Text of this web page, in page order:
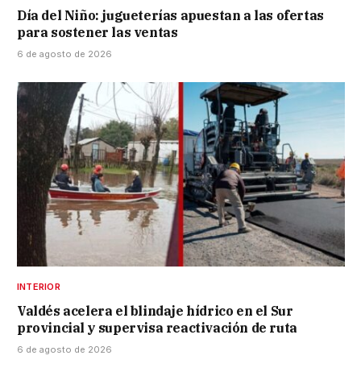
Día del Niño: jugueterías apuestan a las ofertas
para sostener las ventas
6 de agosto de 2026
INTERIOR
Valdés acelera el blindaje hídrico en el Sur
provincial y supervisa reactivación de ruta
6 de agosto de 2026